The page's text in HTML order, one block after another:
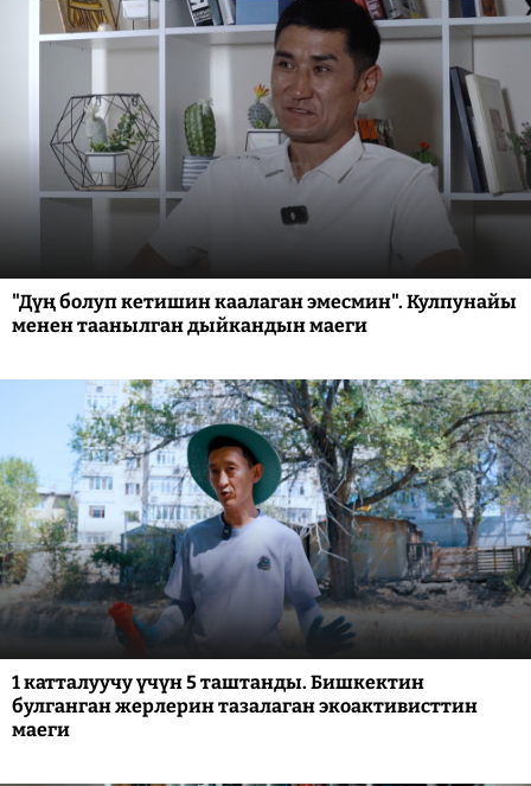
"Дүң болуп кетишин каалаган эмесмин". Кулпунайы
менен таанылган дыйкандын маеги
1 катталуучу үчүн 5 таштанды. Бишкектин
булганган жерлерин тазалаган экоактивисттин
маеги